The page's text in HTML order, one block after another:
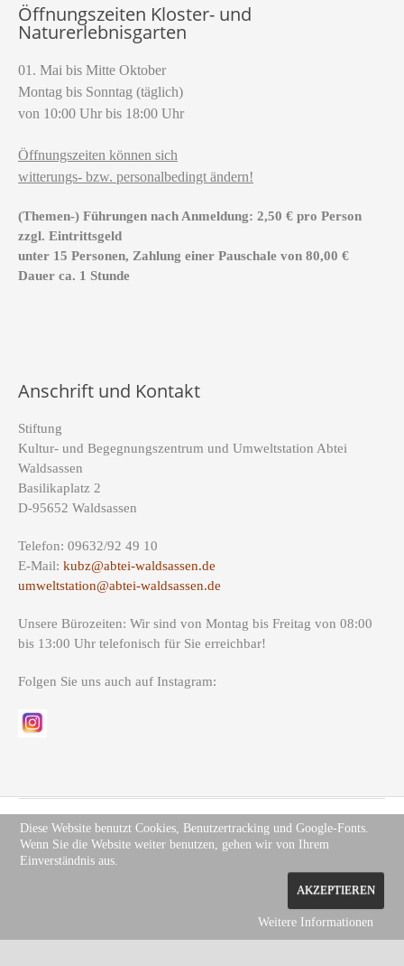
Öffnungszeiten Kloster- und
Naturerlebnisgarten
01. Mai bis Mitte Oktober
Montag bis Sonntag (täglich)
von 10:00 Uhr bis 18:00 Uhr
Öffnungszeiten können sich
witterungs- bzw. personalbedingt ändern!
(Themen-) Führungen nach Anmeldung: 2,50 € pro Person
zzgl. Eintrittsgeld
unter 15 Personen, Zahlung einer Pauschale von 80,00 €
Dauer ca. 1 Stunde
Anschrift und Kontakt
Stiftung
Kultur- und Begegnungszentrum und Umweltstation Abtei
Waldsassen
Basilikaplatz 2
D-95652 Waldsassen
Telefon: 09632/92 49 10
E-Mail: kubz@abtei-waldsassen.de
umweltstation@abtei-waldsassen.de
Unsere Bürozeiten: Wir sind von Montag bis Freitag von 08:00
bis 13:00 Uhr telefonisch für Sie erreichbar!
Folgen Sie uns auch auf Instagram:
Copyright (c) Site Name 2012. All rights reserved.Impressum
Diese Website benutzt Cookies, Benutzertracking und Google-Fonts.
Wenn Sie die Website weiter benutzen, gehen wir von Ihrem
Einverständnis aus.
AKZEPTIEREN
Weitere Informationen